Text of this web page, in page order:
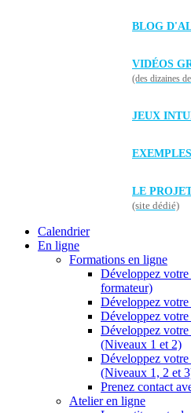
BLOG
VIDÉOS
(des dizaines
JEUX
LE
(site dédié)
Calendrier
En ligne
Formations en ligne
Développez
formateur)
Développez
Développez
Développez
(Niveaux 1 et 2)
Développez
(Niveaux 1, 2 et
Prenez contact
Atelier en ligne